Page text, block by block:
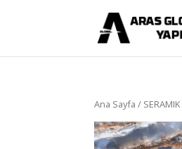
Ana Sayfa / SERAMIK